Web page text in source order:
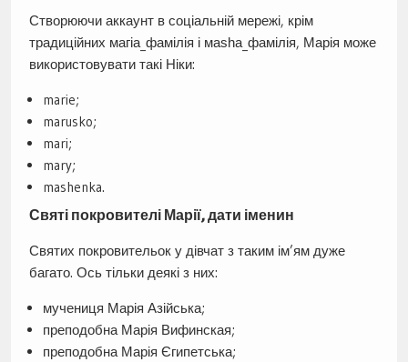
Створюючи аккаунт в соціальній мережі, крім
традиційних магіа_фамілія і маѕһа_фамілія, Марія може
використовувати такі Ніки:
marie;
marusko;
mari;
mary;
mashenka.
Святі покровителі Марії, дати іменин
Святих покровительок у дівчат з таким ім’ям дуже
багато. Ось тільки деякі з них:
мучениця Марія Азійська;
преподобна Марія Вифинская;
преподобна Марія Єгипетська;